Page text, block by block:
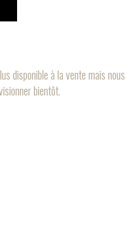
disponible à la vente mais nous
bientôt.